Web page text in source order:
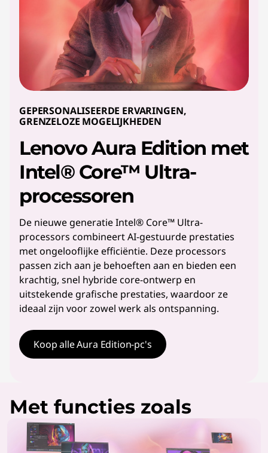
GEPERSONALISEERDE ERVARINGEN,
GRENZELOZE MOGELIJKHEDEN
Lenovo Aura Edition met
Intel® Core™ Ultra-
processoren
De nieuwe generatie Intel® Core™ Ultra-
processors combineert AI-gestuurde prestaties
met ongelooflijke efficiëntie. Deze processors
passen zich aan je behoeften aan en bieden een
krachtig, snel hybride core-ontwerp en
uitstekende grafische prestaties, waardoor ze
ideaal zijn voor zowel werk als ontspanning.
Koop alle Aura Edition-pc's
Met functies zoals